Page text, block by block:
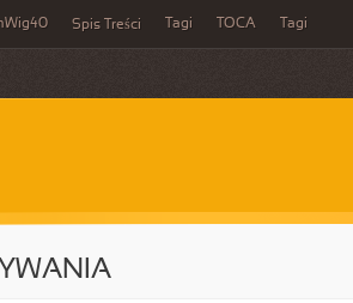
Spis Treści Tagi TOCA Tagi